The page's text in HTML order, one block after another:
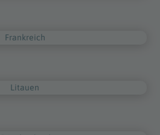
Frankreich
Litauen